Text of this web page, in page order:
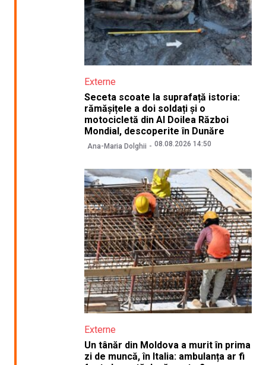
Externe
Seceta scoate la suprafață istoria:
rămășițele a doi soldați și o
motocicletă din Al Doilea Război
Mondial, descoperite în Dunăre
Ana-Maria Dolghii 08.08.2026 14:50
Externe
Un tânăr din Moldova a murit în prima
zi de muncă, în Italia: ambulanța ar fi